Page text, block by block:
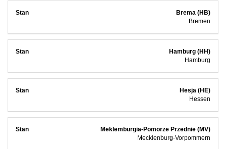
Brema (HB)
Bremen
Hamburg (HH)
Hamburg
Hesja (HE)
Hessen
Meklemburgia-Pomorze Przednie (MV)
Mecklenburg-Vorpommern